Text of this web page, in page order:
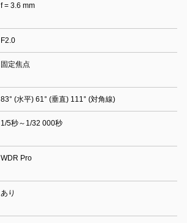
f = 3.6 mm
F2.0
固定焦点
83° (水平) 61° (垂直) 111° (対角線)
1/5秒～1/32 000秒
WDR Pro
あり